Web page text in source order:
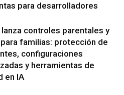
para desarrolladores
lanza controles parentales y
familias: protección de
configuraciones
y herramientas de
en IA